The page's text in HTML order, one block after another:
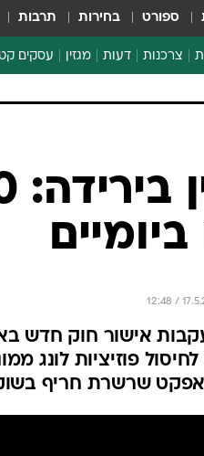
ספורט בחירות תרבות
צרכנות
צרכנות פיננסית
דעות מגזין עסקים
אישור חוק חדש